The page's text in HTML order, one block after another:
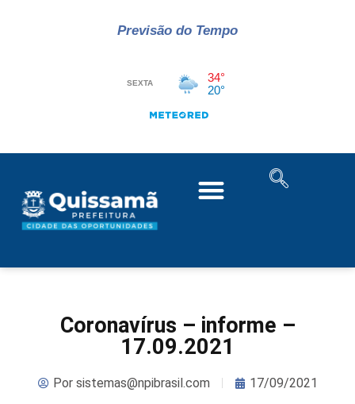
Previsão do Tempo
Coronavírus – informe –
17.09.2021
Porsistemas@npibrasil.com 17/09/2021